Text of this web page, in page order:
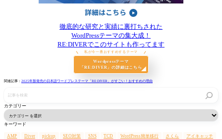
徹底的な研究と実績に裏打ちされた
WordPressテーマの集大成！
RE:DIVERでこのサイトも作ってます
私が今一番おすすめするテーマ
Wordpressテーマ
「RE:DIVER」の詳細はこちら
関連記事： 2025年新発売の日本語ワードプレステーマ「RE:DIVER」がすごい！おすすめの理由
を
検
カテゴリー
キーワード
AMP Diver pickup SEO対策 SNS TCD WordPress簡単移行 さくら
アイキャッチ